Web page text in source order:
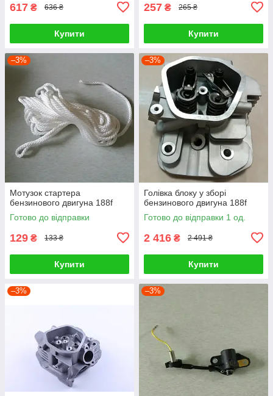
617 ₴ 636 ₴
Купити
257 ₴ 265 ₴
Купити
–3%
Мотузок стартера
бензинового двигуна 188f
Готово до відправки
129 ₴ 133 ₴
Купити
–3%
Голівка блоку у зборі
бензинового двигуна 188f
Готово до відправки 1 од.
2 416 ₴ 2 491 ₴
Купити
–3% –3%